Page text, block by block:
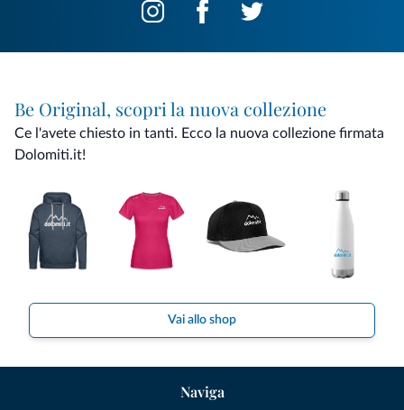
Be Original, scopri la nuova collezione
Ce l'avete chiesto in tanti. Ecco la nuova collezione firmata
Dolomiti.it!
Vai allo shop
Naviga